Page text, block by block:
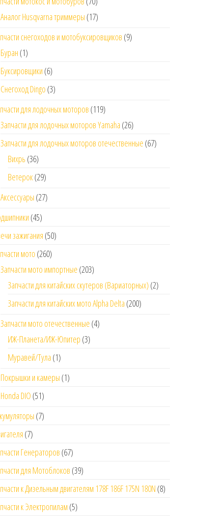
Аналог Husqvarna триммеры (17)
снегоходов и мотобуксировщиков (9)
Буран (1)
Буксировщики (6)
Снегоход Dingo (3)
для лодочных моторов (119)
Запчасти для лодочных моторов Yamaha (26)
Запчасти для лодочных моторов отечественные (67)
Вихрь (36)
Ветерок(29)
Аксессуары (27)
(45)
зажигания (50)
мото (260)
Запчасти мото импортные (203)
Запчасти для китайских скутеров (Вариаторных) (2)
Запчасти для китайских мото Alpha Delta (200)
Запчасти мото отечественные (4)
ИЖ-Планета/ИЖ-Юпитер (3)
Муравей/Тула (1)
Покрышки и камеры (1)
Honda DIO (51)
(7)
(7)
Генераторов (67)
для Мотоблоков (39)
к Дизельным двигателям 178F 186F 175N 180N (8)
к Электропилам (5)